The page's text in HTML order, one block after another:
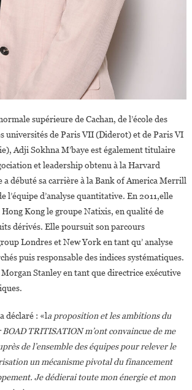
supérieure de Cachan, de l’école des
universités de Paris VII (Diderot) et de Paris VI
Adji Sokhna M’baye est également titulaire
et leadership obtenu à la Harvard
a débuté sa carrière à la Bank of America Merrill
l’équipe d’analyse quantitative. En 2011,elle
Kong le groupe Natixis, en qualité de
dérivés. Elle poursuit son parcours
Londres et New York en tant qu’ analyse
puis responsable des indices systématiques.
Stanley en tant que directrice exécutive
déclaré : «la proposition et les ambitions du
TRITISATION m’ont convaincue de me
de l’ensemble des équipes pour relever le
un mécanisme pivotal du financement
Je dédierai toute mon énergie et mon